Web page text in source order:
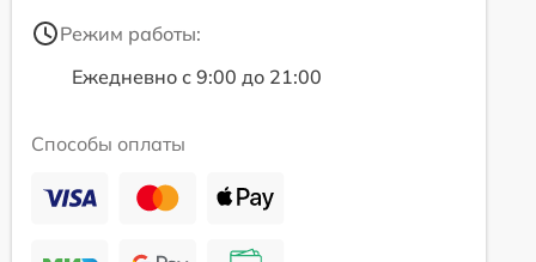
Режим работы:
Ежедневно с 9:00 до 21:00
Способы оплаты